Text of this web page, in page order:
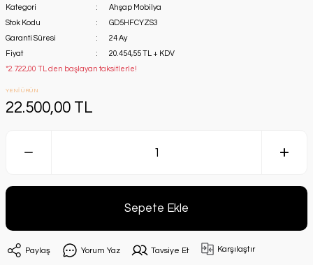
Kategori
Ahşap Mobilya
Stok Kodu
GD5HFCYZS3
Garanti Süresi
24 Ay
Fiyat
20.454,55 TL + KDV
*2.722,00 TL den başlayan taksitlerle!
YENİ ÜRÜN
22.500,00 TL
Sepete Ekle
Paylaş Yorum Yaz Tavsiye Et Karşılaştır